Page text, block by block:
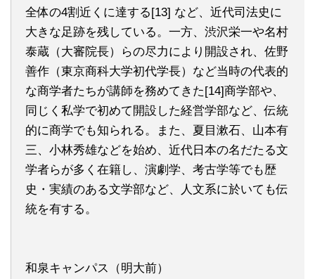
全体の4割近くに達する[13] など、近代司法史に
大きな足跡を残している。一方、渋沢栄一や名村
泰蔵（大審院長）らの尽力により開設され、佐野
善作（東京商科大学初代学長）など当時の代表的
な商学者たちが講師を務めてきた[14]商学部や、
同じく私学で初めて開設した経営学部など、伝統
的に商学でも知られる。また、夏目漱石、山本有
三、小林秀雄などを始め、近代日本の名だたる文
学者らが多く在籍し、演劇学、考古学等でも歴
史・実績のある文学部など、人文系に於いても伝
統を有する。
和泉キャンパス（明大前）